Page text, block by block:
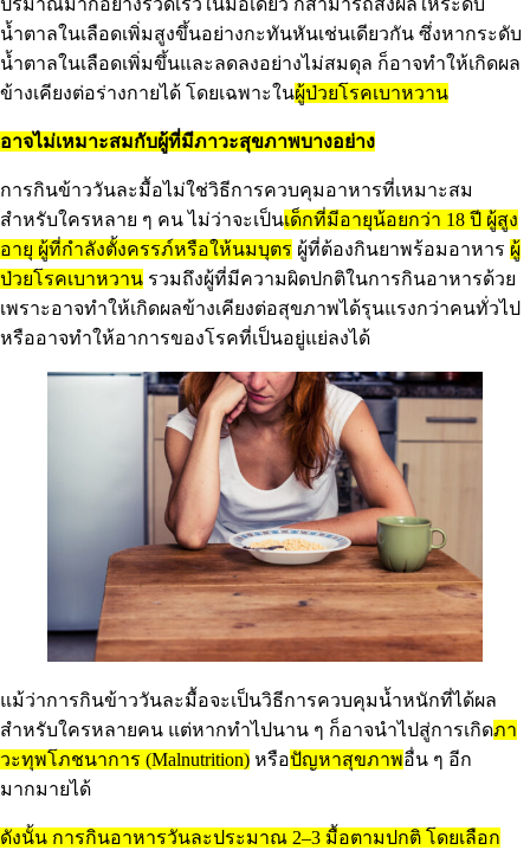
น้ำตาลในเลือดเพิ่มสูงขึ้นอย่างกะทันหันเช่นเดียวกัน ซึ่งหากระดับ
น้ำตาลในเลือดเพิ่มขึ้นและลดลงอย่างไม่สมดุล ก็อาจทำให้เกิดผล
ข้างเคียงต่อร่างกายได้ โดยเฉพาะในผู้ป่วยโรคเบาหวาน
อาจไม่เหมาะสมกับผู้ที่มีภาวะสุขภาพบางอย่าง
การกินข้าววันละมื้อไม่ใช่วิธีการควบคุมอาหารที่เหมาะสม
สำหรับใครหลาย ๆ คน ไม่ว่าจะเป็นเด็กที่มีอายุน้อยกว่า 18 ปี ผู้สูง
อายุ ผู้ที่กำลังตั้งครรภ์หรือให้นมบุตร ผู้ที่ต้องกินยาพร้อมอาหาร ผู้
ป่วยโรคเบาหวาน รวมถึงผู้ที่มีความผิดปกติในการกินอาหารด้วย
เพราะอาจทำให้เกิดผลข้างเคียงต่อสุขภาพได้รุนแรงกว่าคนทั่วไป
หรืออาจทำให้อาการของโรคที่เป็นอยู่แย่ลงได้
แม้ว่าการกินข้าววันละมื้อจะเป็นวิธีการควบคุมน้ำหนักที่ได้ผล
สำหรับใครหลายคน แต่หากทำไปนาน ๆ ก็อาจนำไปสู่การเกิดภา
วะทุพโภชนาการ (Malnutrition) หรือปัญหาสุขภาพอื่น ๆ อีก
มากมายได้
ดังนั้น การกินอาหารวันละประมาณ 2–3 มื้อตามปกติ โดยเลือก